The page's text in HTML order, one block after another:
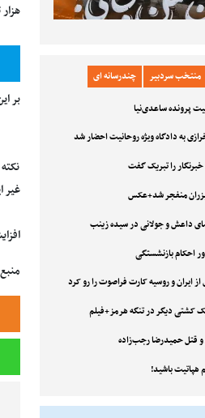
منتخب سردبیر چندرسانه ای
پرونده ساعدی‌نیا
به دادگاه ویژه روحانیت احضار شد
خبرنگار را تبریک گفت
منفجر شد+عکس
داعش و جولانی در سیده زینب
احکام بازنشستگی
ایران و روسیه کارت فراصوت را رو کرد
کشتی دیگر در تنگه هرمز+فیلم
و قتل حمیدرضا رجب‌زاده
هپاتیت باشید!
بر این اساس از امروز
غیر